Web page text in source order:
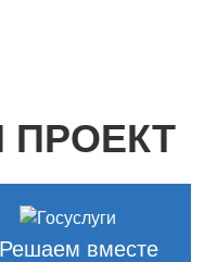
Решаем вместе